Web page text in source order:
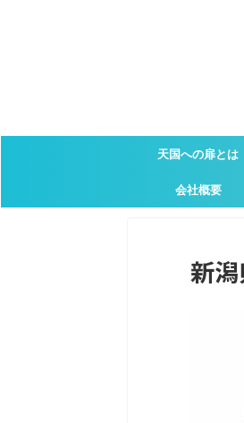
天国への扉とは
会社概要
新